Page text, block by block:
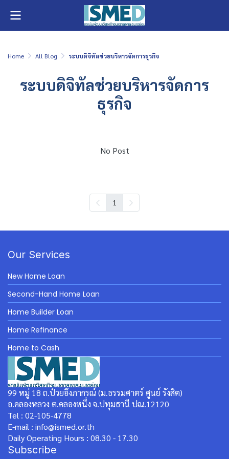
Home All Blog ระบบดิจิทัลช่วยบริหารจัดการธุรกิจ
ระบบดิจิทัลช่วยบริหารจัดการ
ธุรกิจ
No Post
1
Our Services
New Home Loan
Second-Hand Home Loan
Home Builder Loan
Home Refinance
Home to Cash
99 หมู่ 18 ถ.ป๋วยอึ๊งภากรณ์ (ม.ธรรมศาตร์ ศูนย์ รังสิต)
อ.คลองหลวง ต.คลองหนึ่ง จ.ปทุมธานี ปณ.12120
Tel : 02-105-4778
E-mail : info@ismed.or.th
Daily Operating Hours : 08.30 - 17.30
Subscribe